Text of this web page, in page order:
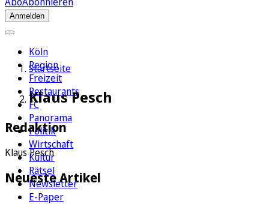
Anmelden
Köln
Region
Freizeit
Restaurants
FC
Panorama
Politik
Wirtschaft
Kultur
Rätsel
Newsletter
E-Paper
Startseite
Klaus Pesch
Redaktion
Klaus Pesch
Neueste Artikel